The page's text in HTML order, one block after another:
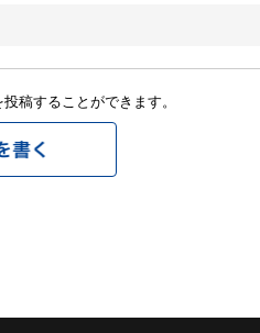
稿することができます。